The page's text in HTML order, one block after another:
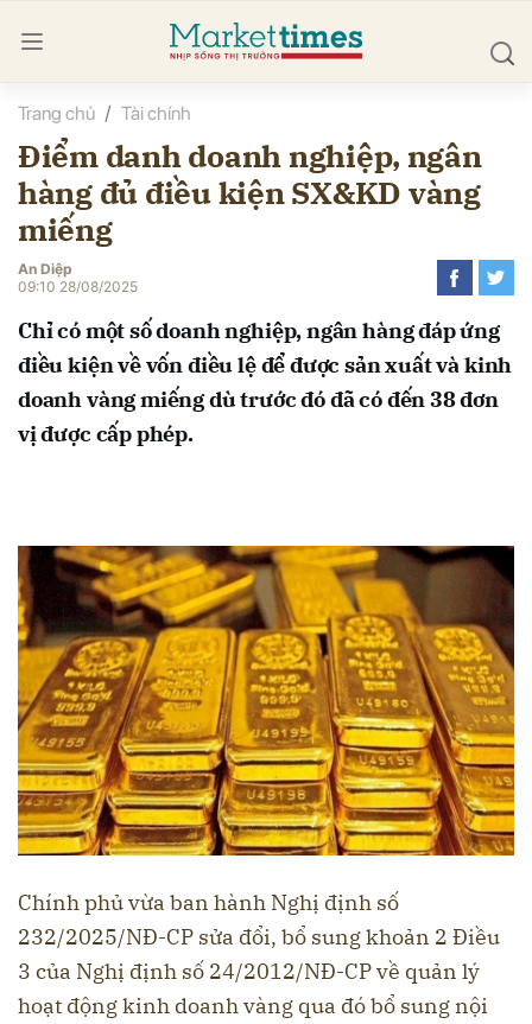
Trang chủ Tài chính
Điểm danh doanh nghiệp, ngân
hàng đủ điều kiện SX&KD vàng
miếng
An Diệp
09:10 28/08/2025
Chỉ có một số doanh nghiệp, ngân hàng đáp ứng
điều kiện về vốn điều lệ để được sản xuất và kinh
doanh vàng miếng dù trước đó đã có đến 38 đơn
vị được cấp phép.
Chính phủ vừa ban hành Nghị định số
232/2025/NĐ-CP sửa đổi, bổ sung khoản 2 Điều
3 của Nghị định số 24/2012/NĐ-CP về quản lý
hoạt động kinh doanh vàng qua đó bổ sung nội
luận
Hủy